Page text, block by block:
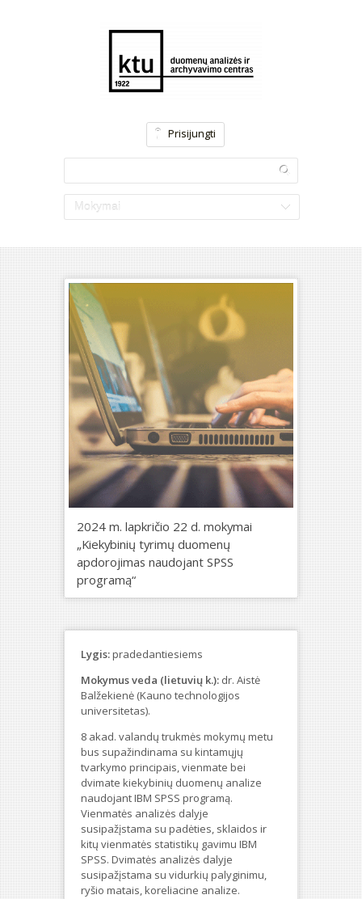
Prisijungti
Mokymai
2024 m. lapkričio 22 d. mokymai
„Kiekybinių tyrimų duomenų
apdorojimas naudojant SPSS
programą“
Lygis:pradedantiesiems
Mokymus veda (lietuvių k.): dr. Aistė
Balžekienė (Kauno technologijos
universitetas).
8 akad. valandų trukmės mokymų metu
bus supažindinama su kintamųjų
tvarkymo principais, vienmate bei
dvimate kiekybinių duomenų analize
naudojant IBM SPSS programą.
Vienmatės analizės dalyje
susipažįstama su padėties, sklaidos ir
kitų vienmatės statistikų gavimu IBM
SPSS. Dvimatės analizės dalyje
susipažįstama su vidurkių palyginimu,
ryšio matais, koreliacine analize.